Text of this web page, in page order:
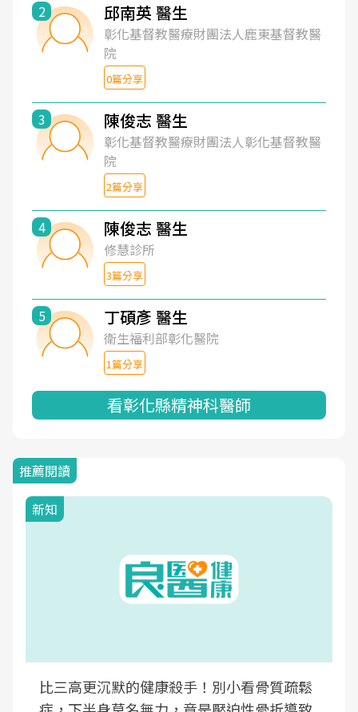
2 邱南英 醫生
彰化基督教醫療財團法人鹿東基督教醫
院
0篇分享
3 陳俊志 醫生
彰化基督教醫療財團法人彰化基督教醫
院
2篇分享
4 陳俊志 醫生
修慧診所
3篇分享
5 丁碩彥 醫生
衛生福利部彰化醫院
1篇分享
看彰化縣精神科醫師
推薦閱讀
新知
比三高更沉默的健康殺手！別小看骨質疏鬆